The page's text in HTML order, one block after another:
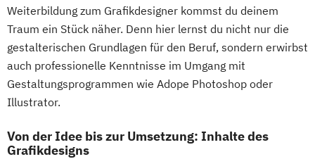
Weiterbildung zum Grafikdesigner kommst du deinem
Traum ein Stück näher. Denn hier lernst du nicht nur die
gestalterischen Grundlagen für den Beruf, sondern erwirbst
auch professionelle Kenntnisse im Umgang mit
Gestaltungsprogrammen wie Adope Photoshop oder
Illustrator.
Von der Idee bis zur Umsetzung: Inhalte des
Grafikdesigns